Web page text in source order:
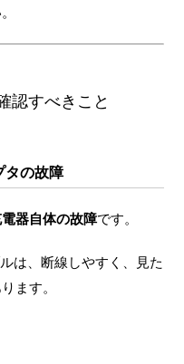
認すべきこと
タの故障
器自体の故障です。
は、断線しやすく、見た
ます。